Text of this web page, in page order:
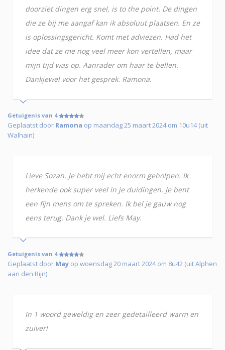
doorziet dingen erg snel, is to the point. De dingen
die ze bij me aangaf kan ik absoluut plaatsen. En ze
is oplossingsgericht. Komt met adviezen. Had het
idee dat ze me nog veel meer kon vertellen, maar
mijn tijd was op. Aanrader om haar te bellen.
Dankjewel voor het gesprek. Ramona.
Getuigenis van 4
Geplaatst door Ramona op maandag 25 maart 2024 om 10u14 (uit
Walhain)
Lieve Sozan. Je hebt mij echt enorm geholpen. Ik
herkende ook super veel in je duidingen. Je bent
een fijn mens om te spreken. Ik bel je gauw nog
eens terug. Dank je wel. Liefs May.
Getuigenis van 4
Geplaatst door May op woensdag 20 maart 2024 om 8u42 (uit Alphen
aan den Rijn)
In 1 woord geweldig en zeer gedetailleerd warm en
zuiver!